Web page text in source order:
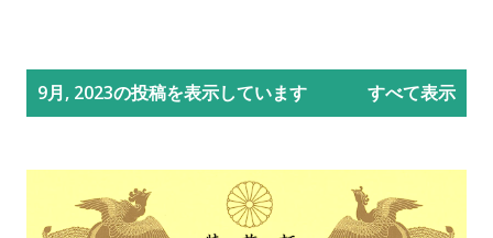
9月, 2023の投稿を表示しています すべて表示